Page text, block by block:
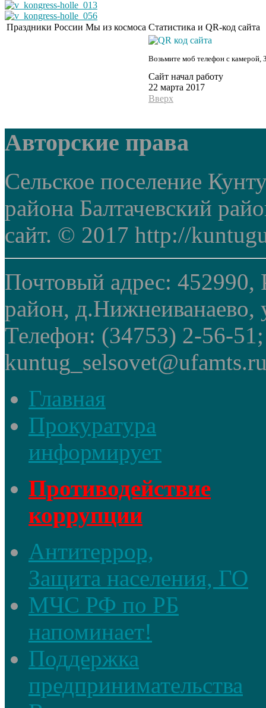
Праздники России Мы из космоса Статистика и QR-код сайта
Возьмите моб телефон с камерой,
Сайт начал работу
22 марта 2017
Вверх
Авторские права
Сельское поселение
района Балтачевский
сайт. © 2017 http://
Почтовый адрес: 452990,
район, д.Нижнеиванаево,
Телефон: (34753) 2-56-
Главная
Прокуратура
информирует
Противодействие
коррупции
Антитеррор,
Защита населения, ГО
МЧС РФ по РБ
напоминает!
Поддержка
предпринимательства